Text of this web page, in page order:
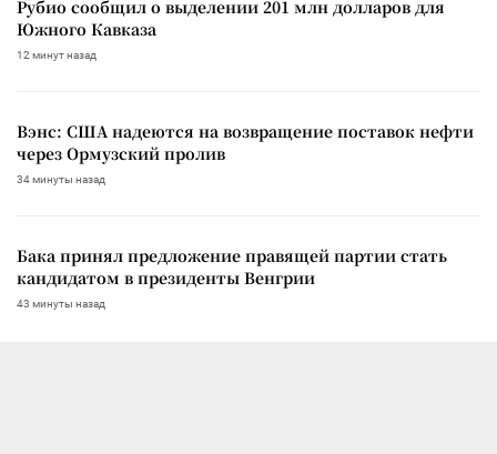
Рубио сообщил о выделении 201 млн долларов для
Южного Кавказа
12 минут назад
Вэнс: США надеются на возвращение поставок нефти
через Ормузский пролив
34 минуты назад
Бака принял предложение правящей партии стать
кандидатом в президенты Венгрии
43 минуты назад